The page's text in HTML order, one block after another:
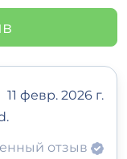
11 февр. 2026 г.
отзыв